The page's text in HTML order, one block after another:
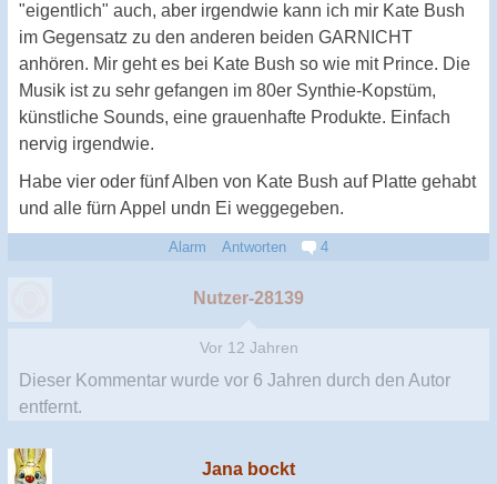
"eigentlich" auch, aber irgendwie kann ich mir Kate Bush
im Gegensatz zu den anderen beiden GARNICHT
anhören. Mir geht es bei Kate Bush so wie mit Prince. Die
Musik ist zu sehr gefangen im 80er Synthie-Kopstüm,
künstliche Sounds, eine grauenhafte Produkte. Einfach
nervig irgendwie.
Habe vier oder fünf Alben von Kate Bush auf Platte gehabt
und alle fürn Appel undn Ei weggegeben.
Alarm Antworten 4
Nutzer-28139
Vor 12 Jahren
Dieser Kommentar wurde vor 6 Jahren durch den Autor
entfernt.
Jana bockt